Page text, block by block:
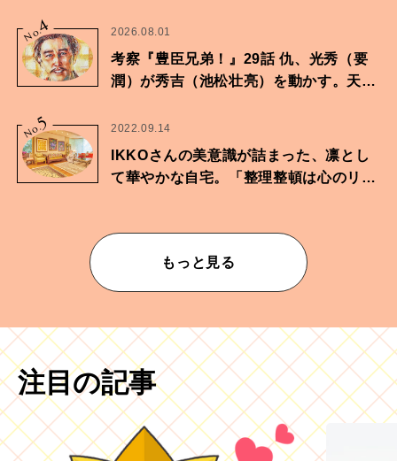
No.
4 2026.08.01
考察『豊臣兄弟！』29話 仇、光秀（要
潤）が秀吉（池松壮亮）を動かす。天下
No.
5 2022.09.14
IKKOさんの美意識が詰まった、凛とし
て華やかな自宅。「整理整頓は心のリズ
もっと見る
注目の記事